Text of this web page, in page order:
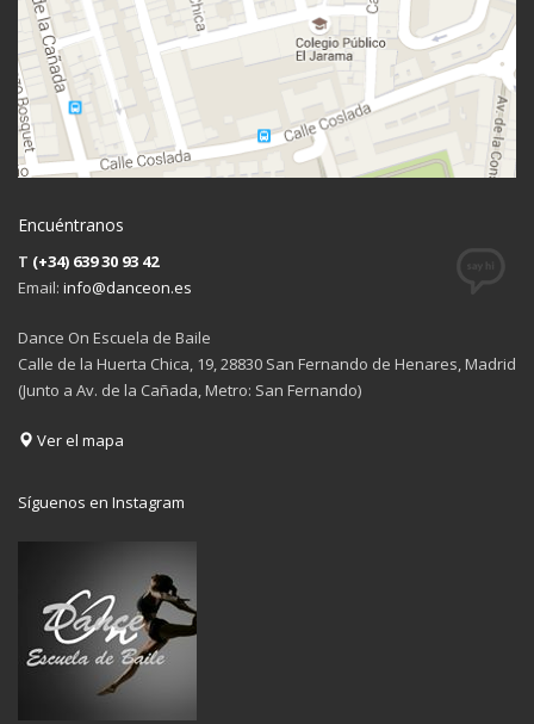
Encuéntranos
T (+34) 639 30 93 42
Email: info@danceon.es
Dance On Escuela de Baile
Calle de la Huerta Chica, 19, 28830 San Fernando de Henares, Madrid
(Junto a Av. de la Cañada, Metro: San Fernando)
Ver el mapa
Síguenos en Instagram